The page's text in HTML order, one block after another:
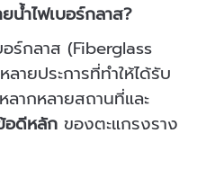
น้ำไฟเบอร์กลาส?
อร์กลาส (Fiberglass
ายประการที่ทำให้ได้รับ
ลากหลายสถานที่และ
อดีหลัก ของตะแกรงราง